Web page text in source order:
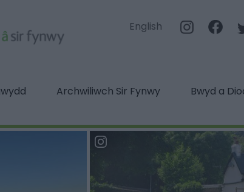
English
Archwiliwch Sir Fynwy Bwyd a